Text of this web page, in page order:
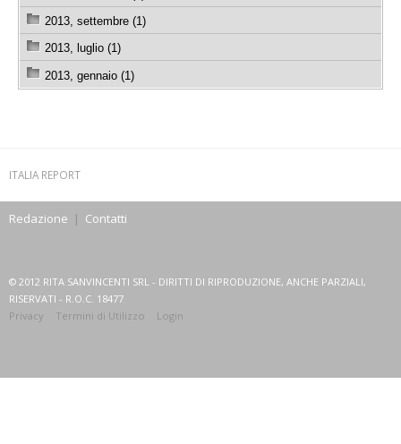
2013, settembre (1)
2013, luglio (1)
2013, gennaio (1)
ITALIA REPORT
Redazione | Contatti
© 2012 RITA SANVINCENTI SRL - DIRITTI DI RIPRODUZIONE, ANCHE PARZIALI,
RISERVATI - R.O.C. 18477
Privacy
Termini di Utilizzo Login